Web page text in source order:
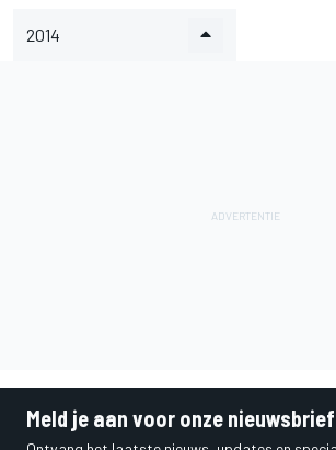
2014
Meld je aan voor onze nieuwsbrief